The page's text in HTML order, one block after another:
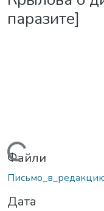
паразите]
Вантажиться...
Файли
Дата